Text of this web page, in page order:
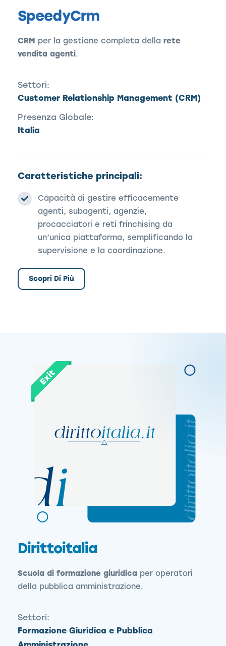
SpeedyCrm
CRM per la gestione completa della rete
vendita agenti.
Settori:
Customer Relationship Management (CRM)
Presenza Globale:
Italia
Caratteristiche principali:
Capacità di gestire efficacemente
agenti, subagenti, agenzie,
procacciatori e reti frinchising da
un’unica piattaforma, semplificando la
supervisione e la coordinazione.
Scopri Di Più
Dirittoitalia
Scuola di formazione giuridica per operatori
della pubblica amministrazione.
Settori:
Formazione Giuridica e Pubblica